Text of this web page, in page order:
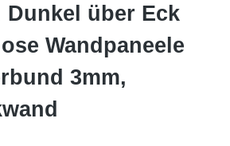
Dunkel über Eck
Wandpaneele
3mm,